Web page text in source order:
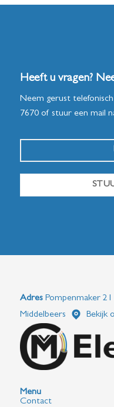
Heeft u vragen?
Neem gerust
7670of stuur een mail
AdresPompenmaker
Middelbeers
Bekijk
Contact